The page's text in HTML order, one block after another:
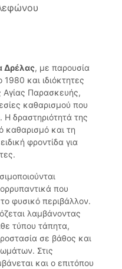
Δρέλας, με παρουσία
και ιδιόκτητες
Αγίας Παρασκευής,
καθαρισμού που
δραστηριότητά της
καθαρισμό και τη
φροντίδα για
που
φυσικό περιβάλλον.
λαμβάνοντας
τύπου τάπητα,
σε βάθος και
Στις
και ο επιτόπου